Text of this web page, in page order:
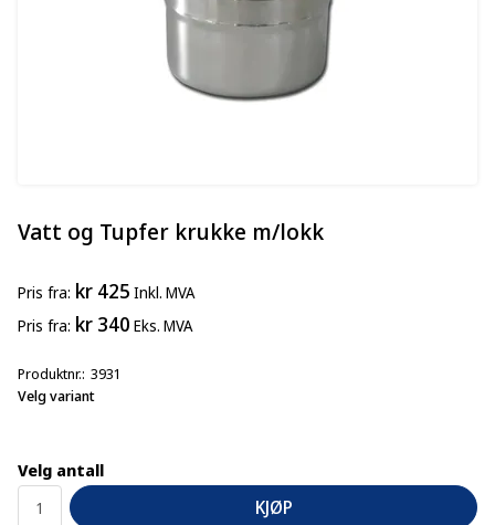
Vatt og Tupfer krukke m/lokk
Pris fra kr 425 Inkl. MVA
Pris fra kr 340 Eks. MVA
Produktnr. 3931
Velg variant
Velg antall
KJØP